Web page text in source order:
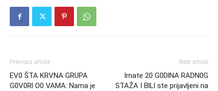
Previous article
EV0 ŠTA KRVNA GRUPA
G0V0Rl O0 VAMA: Nama je
Next article
Imate 20 G0DlNA RADN0G
STAŽA I BlLl ste prijavljeni na